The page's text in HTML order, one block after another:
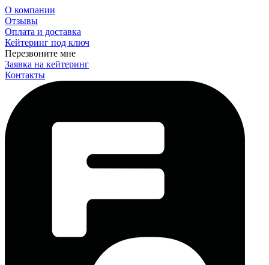
О компании
Отзывы
Оплата и доставка
Кейтеринг под ключ
Перезвоните мне
Заявка на кейтеринг
Контакты